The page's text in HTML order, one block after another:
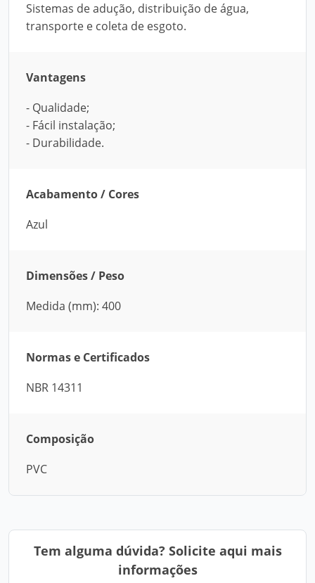
Sistemas de adução, distribuição de água,
transporte e coleta de esgoto.
Vantagens
- Qualidade;
- Fácil instalação;
- Durabilidade.
Acabamento / Cores
Azul
Dimensões / Peso
Medida (mm): 400
Normas e Certificados
NBR 14311
Composição
PVC
Tem alguma dúvida? Solicite aqui mais
informações